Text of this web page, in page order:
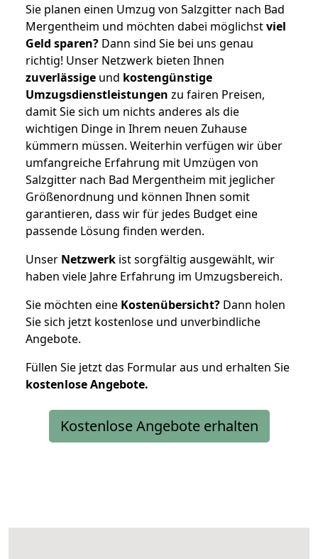
Sie planen einen Umzug von Salzgitter nach Bad
Mergentheim und möchten dabei möglichstviel
Geld sparen? Dann sind Sie bei uns genau
richtig! Unser Netzwerk bieten Ihnen
zuverlässige und kostengünstige
Umzugsdienstleistungen zu fairen Preisen,
damit Sie sich um nichts anderes als die
wichtigen Dinge in Ihrem neuen Zuhause
kümmern müssen. Weiterhin verfügen wir über
umfangreiche Erfahrung mit Umzügen von
Salzgitter nach Bad Mergentheim mit jeglicher
Größenordnung und können Ihnen somit
garantieren, dass wir für jedes Budget eine
passende Lösung finden werden.
Unser Netzwerk ist sorgfältig ausgewählt, wir
haben viele Jahre Erfahrung im Umzugsbereich.
Sie möchten eine Kostenübersicht? Dann holen
Sie sich jetzt kostenlose und unverbindliche
Angebote.
Füllen Sie jetzt das Formular aus und erhalten Sie
kostenloseAngebote.
Kostenlose Angebote erhalten